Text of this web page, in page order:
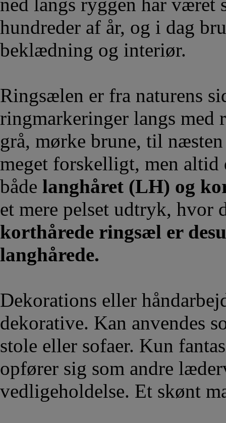
ned langs ryggen har været
hundreder af år, og i dag
beklædning og interiør.
Ringsælen er fra naturens
ringmarkeringer langs med
grå, mørke brune, til
meget forskelligt, men
både langhåret (LH) og
et mere pelset udtryk, hvor
korthårede ringsæl er
langhårede.
Dekorations eller
dekorative. Kan anvendes
stole eller sofaer. Kun
opfører sig som andre
vedligeholdelse. Et skønt